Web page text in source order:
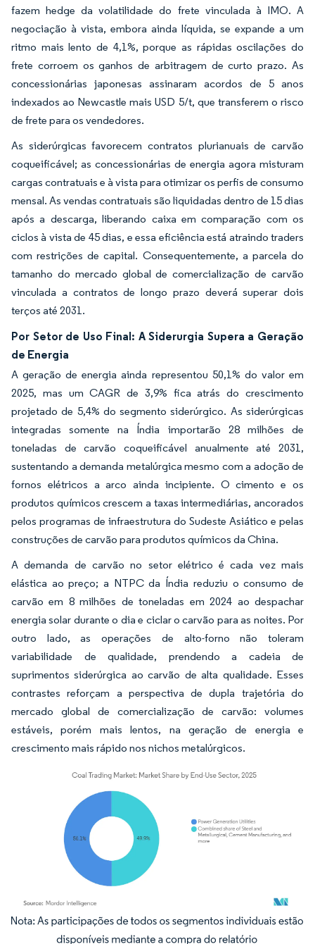
fazem hedge da volatilidade do frete vinculada à IMO. A
negociação à vista, embora ainda líquida, se expande a um
ritmo mais lento de 4,1%, porque as rápidas oscilações do
frete corroem os ganhos de arbitragem de curto prazo. As
concessionárias japonesas assinaram acordos de 5 anos
indexados ao Newcastle mais USD 5/t, que transferem o risco
de frete para os vendedores.
As siderúrgicas favorecem contratos plurianuais de carvão
coqueificável; as concessionárias de energia agora misturam
cargas contratuais e à vista para otimizar os perfis de consumo
mensal. As vendas contratuais são liquidadas dentro de 15 dias
após a descarga, liberando caixa em comparação com os
ciclos à vista de 45 dias, e essa eficiência está atraindo traders
com restrições de capital. Consequentemente, a parcela do
tamanho do mercado global de comercialização de carvão
vinculada a contratos de longo prazo deverá superar dois
terços até 2031.
Por Setor de Uso Final: A Siderurgia Supera a Geração
de Energia
A geração de energia ainda representou 50,1% do valor em
2025, mas um CAGR de 3,9% fica atrás do crescimento
projetado de 5,4% do segmento siderúrgico. As siderúrgicas
integradas somente na Índia importarão 28 milhões de
toneladas de carvão coqueificável anualmente até 2031,
sustentando a demanda metalúrgica mesmo com a adoção de
fornos elétricos a arco ainda incipiente. O cimento e os
produtos químicos crescem a taxas intermediárias, ancorados
pelos programas de infraestrutura do Sudeste Asiático e pelas
construções de carvão para produtos químicos da China.
A demanda de carvão no setor elétrico é cada vez mais
elástica ao preço; a NTPC da Índia reduziu o consumo de
carvão em 8 milhões de toneladas em 2024 ao despachar
energia solar durante o dia e ciclar o carvão para as noites. Por
outro lado, as operações de alto-forno não toleram
variabilidade de qualidade, prendendo a cadeia de
suprimentos siderúrgica ao carvão de alta qualidade. Esses
contrastes reforçam a perspectiva de dupla trajetória do
mercado global de comercialização de carvão: volumes
estáveis, porém mais lentos, na geração de energia e
crescimento mais rápido nos nichos metalúrgicos.
Imagem © Mordor Intelligence. O reuso requer atribuição conforme CC BY 4.0.